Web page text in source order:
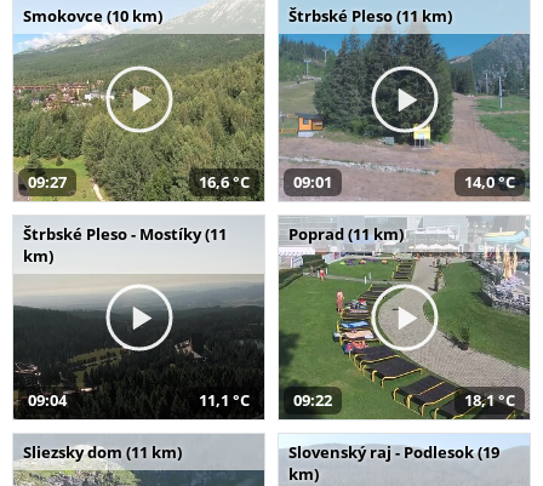
Smokovce (10 km)
09:27 16,6 °C
Štrbské Pleso (11 km)
09:01 14,0 °C
Štrbské Pleso - Mostíky (11
km)
09:04 11,1 °C
Poprad (11 km)
09:22 18,1 °C
Sliezsky dom (11 km)
Slovenský raj - Podlesok (19
km)